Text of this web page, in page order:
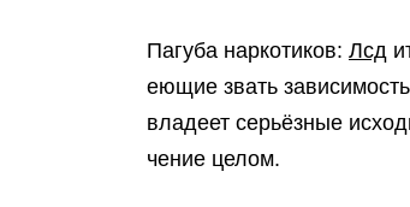
Пагуба наркотиков: Лсд
еющие звать
владеет серьёзные
чение целом.